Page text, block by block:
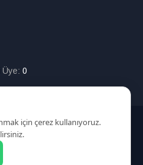
Üye: 0
226
2025
için çerez kullanıyoruz.